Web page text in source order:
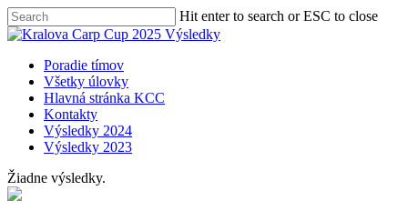
Skip
to
content
Hit enter to search or ESC to close
Close
Menu
Poradie tímov
Všetky úlovky
Hlavná stránka KCC
Kontakty
Výsledky 2024
Výsledky 2023
Žiadne výsledky.